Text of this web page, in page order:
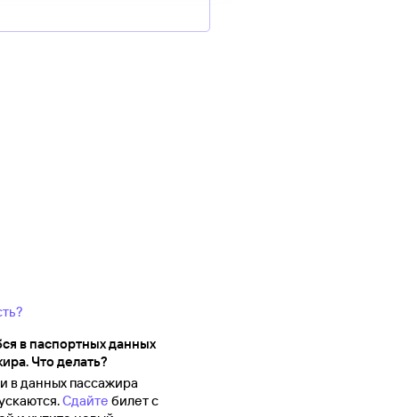
в паспортных данных
Что делать?
в данных пассажира
Сдайте билет с